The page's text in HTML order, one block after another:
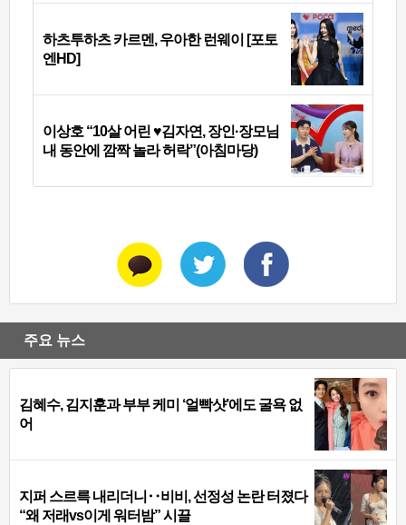
하츠투하츠 카르멘, 우아한 런웨이 [포토
엔HD]
이상호 “10살 어린 ♥김자연, 장인·장모님
내 동안에 깜짝 놀라 허락”(아침마당)
주요 뉴스
김혜수, 김지훈과 부부 케미 ‘얼빡샷’에도 굴욕 없
어
지퍼 스르륵 내리더니‥비비, 선정성 논란 터졌다
“왜 저래vs이게 워터밤” 시끌